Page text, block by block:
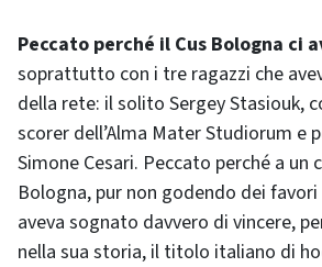
Peccato perché il Cus Bologna ci
soprattutto con i tre ragazzi che
della rete: il solito Sergey Stasiouk,
scorer dell’Alma Mater Studiorum e
Simone Cesari. Peccato perché a un
Bologna, pur non godendo dei
aveva sognato davvero di vincere,
nella sua storia, il titolo italiano di